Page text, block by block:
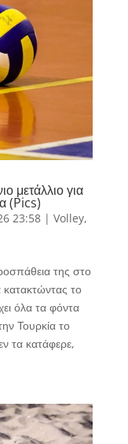
μετάλλιο για
(Pics)
23:58| Volley,
της στο
κατακτώντας το
όλα τα φόντα
Τουρκία το
τα κατάφερε,